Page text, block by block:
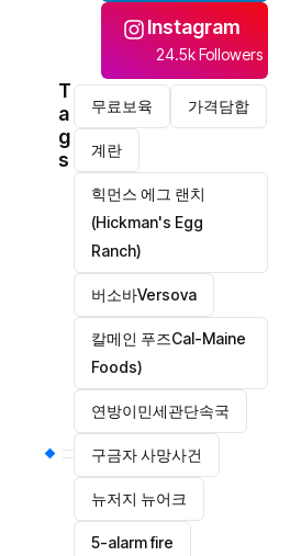
Instagram
24.5k Followers
T
a
g
s
무료보육 가격담합
계란
힉먼스 에그 랜치
(Hickman's Egg
Ranch)
버소바Versova
칼메인 푸즈Cal-Maine
Foods)
연방이민세관단속국
구금자 사망사건
뉴저지 뉴어크
5-alarm fire